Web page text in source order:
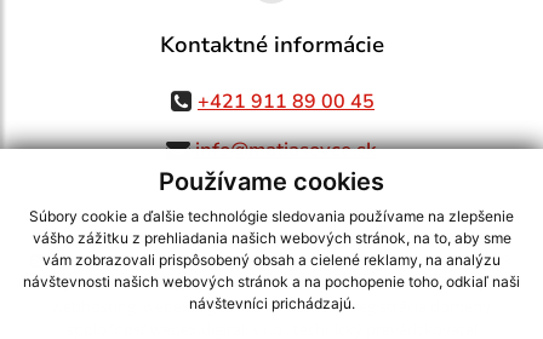
Používame cookies
Súbory cookie a ďalšie technológie sledovania používame na zlepšenie
vášho zážitku z prehliadania našich webových stránok, na to, aby sme
vám zobrazovali prispôsobený obsah a cielené reklamy, na analýzu
návštevnosti našich webových stránok a na pochopenie toho, odkiaľ naši
návštevníci prichádzajú.
Kontaktné informácie
+421 911 89 00 45
info@matiasovce.sk
využite možnosť získavania aktuálnych informácií s využitím RSS
CMS systém (redakčný) systém ECHELON 2,Mapa stránok,web portál
webex.digital, s.r.o.,domény,registrácia domény